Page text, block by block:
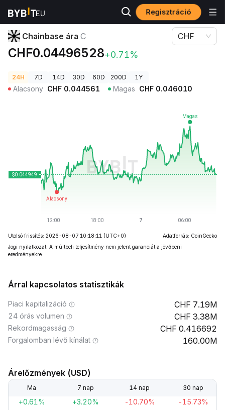
Regisztráció
Kriptovaluta árak
Chainbase ára C
CHF0.04496528+0.71%
CHF
24H 7D 14D 30D 60D 200D 1Y
Alacsony CHF 0.044561 Magas CHF 0.046010
Utolsó frissítés: 2026-08-07 10:18:11 (UTC+0)
Adatforrás: CoinGecko
Jogi nyilatkozat: A múltbeli teljesítmény nem jelent garanciát a jövőbeni
eredményekre.
Árral kapcsolatos statisztikák
Piaci kapitalizáció 7.19M
24 órás volumen 3.38M
Rekordmagasság 0.416692
Forgalomban lévő kínálat 160.00M
Árelőzmények (USD)
Ma 7 nap 14 nap 30 nap
+0.61% +3.20% -10.70% -15.73%